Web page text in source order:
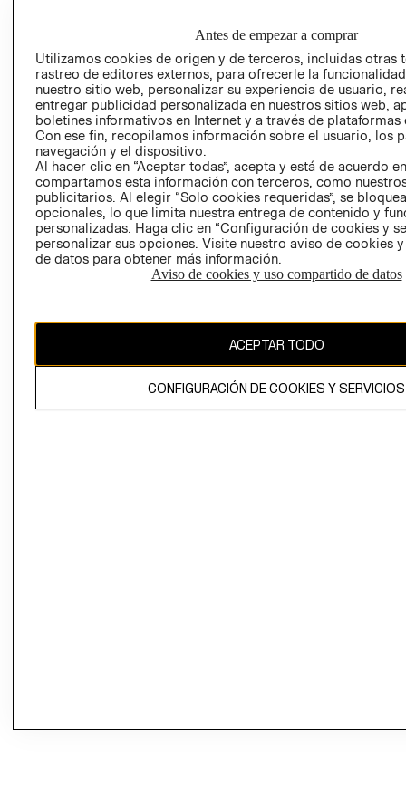
TRANSPARENCIA
PETICIONES
QUEJAS Y
RECLAMOS
Colombia ($)
CAMBIAR REGIÓN
El contenido de esta página web está protegido por copyright y es
propiedad de H&M Hennes & Mauritz AB.
Antes de empezar a comprar
Utilizamos cookies de origen y de terceros, incluidas otras
rastreo de editores externos, para ofrecerle la
nuestro sitio web, personalizar su experiencia de usuario,
entregar publicidad personalizada en nuestros sitios web,
boletines informativos en Internet y a través de plataformas
Con ese fin, recopilamos información sobre el usuario, los
navegación y el dispositivo.
Al hacer clic en “Aceptar todas”, acepta y está de acuerdo
compartamos esta información con terceros, como
publicitarios. Al elegir “Solo cookies requeridas”, se
opcionales, lo que limita nuestra entrega de contenido y
personalizadas. Haga clic en “Configuración de cookies y
personalizar sus opciones. Visite nuestro aviso de cookies
de datos para obtener más información.
Aviso de cookies y uso compartido de datos
ACEPTAR TODO
CONFIGURACIÓN DE COOKIES Y SERVICIOS